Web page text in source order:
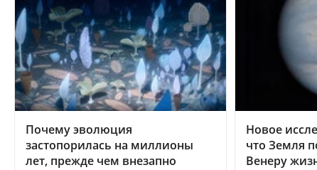
Почему эволюция
застопорилась на миллионы
лет, прежде чем внезапно
Новое
что Земля
Венеру